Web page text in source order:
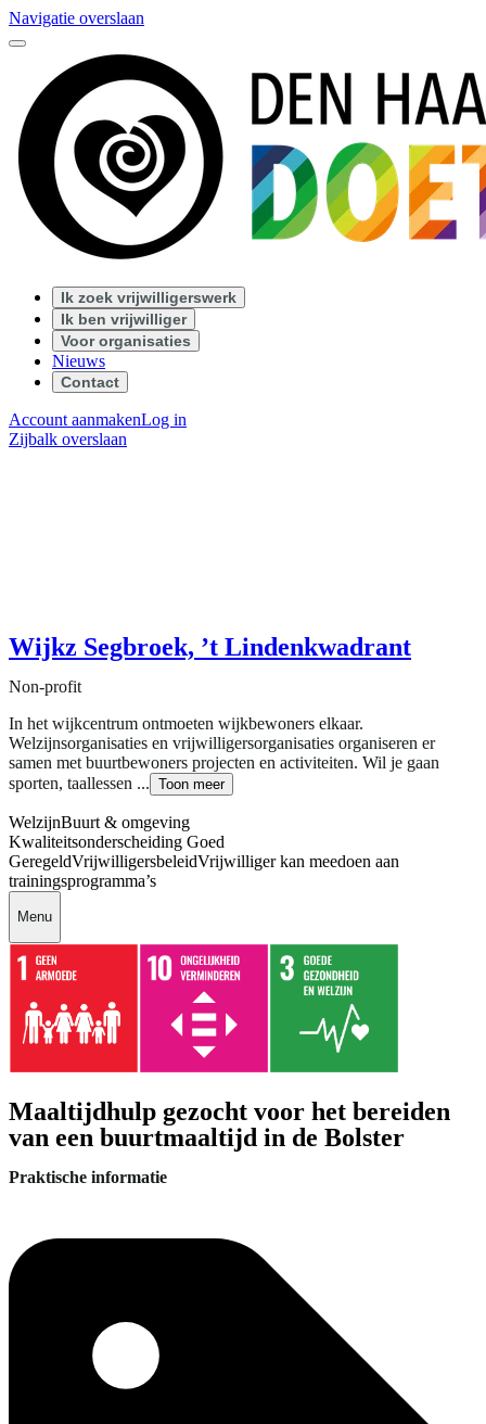
Navigatie overslaan
Ik zoek vrijwilligerswerk
Ik ben vrijwilliger
Voor organisaties
Nieuws
Contact
Account aanmakenLog in
Zijbalk overslaan
Wijkz Segbroek, ’t Lindenkwadrant
Non-profit
In het wijkcentrum ontmoeten wijkbewoners elkaar.
Welzijnsorganisaties en vrijwilligersorganisaties organiseren er
samen met buurtbewoners projecten en activiteiten. Wil je gaan
sporten, taallessen ... Toon meer
WelzijnBuurt & omgeving
Kwaliteitsonderscheiding Goed
GeregeldVrijwilligersbeleidVrijwilliger kan meedoen aan
trainingsprogramma’s
Menu
Maaltijdhulp gezocht voor het bereiden
van een buurtmaaltijd in de Bolster
Praktische informatie